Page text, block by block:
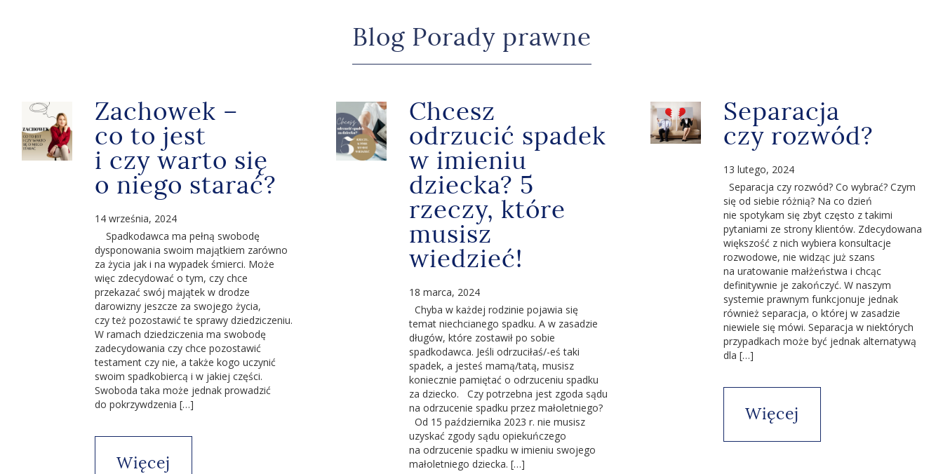
Blog Porady prawne
Zachowek –
co to jest
i czy warto się
o niego starać?
14 września, 2024
Spadkodawca ma pełną swobodę
dysponowania swoim majątkiem zarówno
za życia jak i na wypadek śmierci. Może
więc zdecydować o tym, czy chce
przekazać swój majątek w drodze
darowizny jeszcze za swojego życia,
czy też pozostawić te sprawy dziedziczeniu.
W ramach dziedziczenia ma swobodę
zadecydowania czy chce pozostawić
testament czy nie, a także kogo uczynić
swoim spadkobiercą i w jakiej części.
Swoboda taka może jednak prowadzić
do pokrzywdzenia […]
Więcej
Chcesz
odrzucić spadek
w imieniu
dziecka? 5
rzeczy, które
musisz
wiedzieć!
18 marca, 2024
Chyba w każdej rodzinie pojawia się
temat niechcianego spadku. A w zasadzie
długów, które zostawił po sobie
spadkodawca. Jeśli odrzuciłaś/-eś taki
spadek, a jesteś mamą/tatą, musisz
koniecznie pamiętać o odrzuceniu spadku
za dziecko. Czy potrzebna jest zgoda sądu
na odrzucenie spadku przez małoletniego?
Od 15 października 2023 r. nie musisz
uzyskać zgody sądu opiekuńczego
na odrzucenie spadku w imieniu swojego
małoletniego dziecka. […]
Separacja
czy rozwód?
13 lutego, 2024
Separacja czy rozwód? Co wybrać? Czym
się od siebie różnią? Na co dzień
nie spotykam się zbyt często z takimi
pytaniami ze strony klientów. Zdecydowana
większość z nich wybiera konsultacje
rozwodowe, nie widząc już szans
na uratowanie małżeństwa i chcąc
definitywnie je zakończyć. W naszym
systemie prawnym funkcjonuje jednak
również separacja, o której w zasadzie
niewiele się mówi. Separacja w niektórych
przypadkach może być jednak alternatywą
dla […]
Więcej